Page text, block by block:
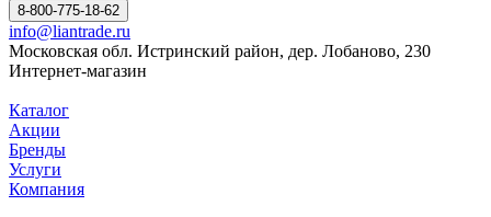
8-800-775-18-62
info@liantrade.ru
Московская обл. Истринский район, дер. Лобаново, 230
Интернет-магазин
Каталог
Акции
Бренды
Услуги
Компания